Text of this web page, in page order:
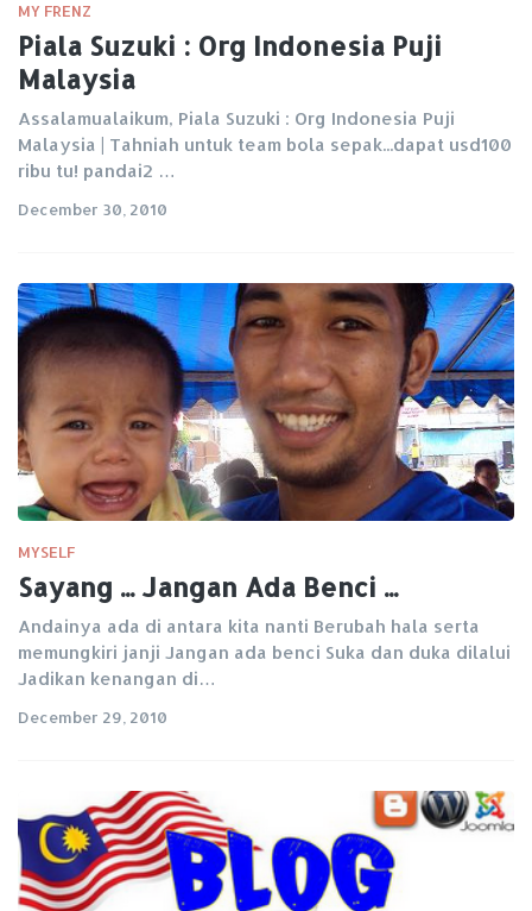
MY FRENZ
Piala Suzuki : Org Indonesia Puji
Malaysia
Assalamualaikum, Piala Suzuki : Org Indonesia Puji
Malaysia | Tahniah untuk team bola sepak...dapat usd100
ribu tu! pandai2 …
December 30, 2010
MYSELF
Sayang ... Jangan Ada Benci ...
Andainya ada di antara kita nanti Berubah hala serta
memungkiri janji Jangan ada benci Suka dan duka dilalui
Jadikan kenangan di…
December 29, 2010